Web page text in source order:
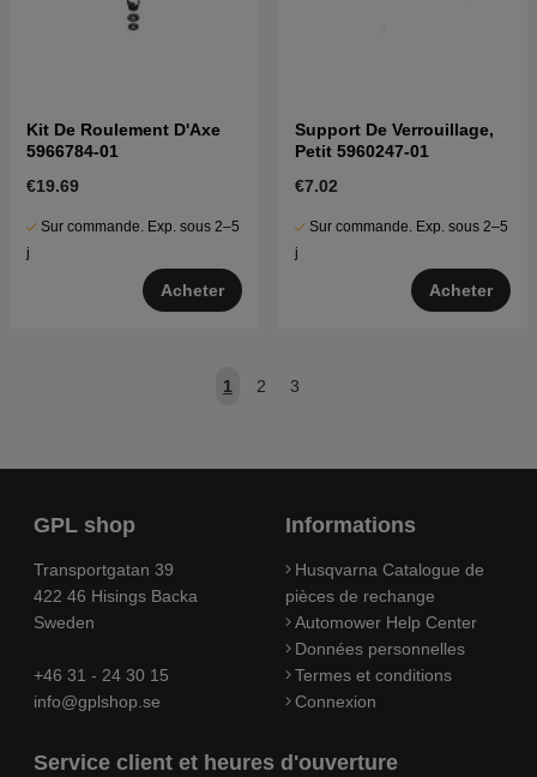
Kit De Roulement D'Axe
5966784-01
€19.69
Sur commande. Exp. sous 2–5
j
Acheter
Support De Verrouillage,
Petit 5960247-01
€7.02
Sur commande. Exp. sous 2–5
j
Acheter
1 2 3
GPL shop
Transportgatan 39
422 46 Hisings Backa
Sweden
+46 31 - 24 30 15
info@gplshop.se
Informations
Husqvarna Catalogue de
pièces de rechange
Automower Help Center
Données personnelles
Termes et conditions
Connexion
Service client et heures d'ouverture